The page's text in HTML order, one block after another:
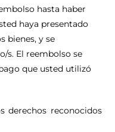
hasta haber
haya presentado
bienes, y se
s. El reembolso se
que usted utilizó
derechos reconocidos